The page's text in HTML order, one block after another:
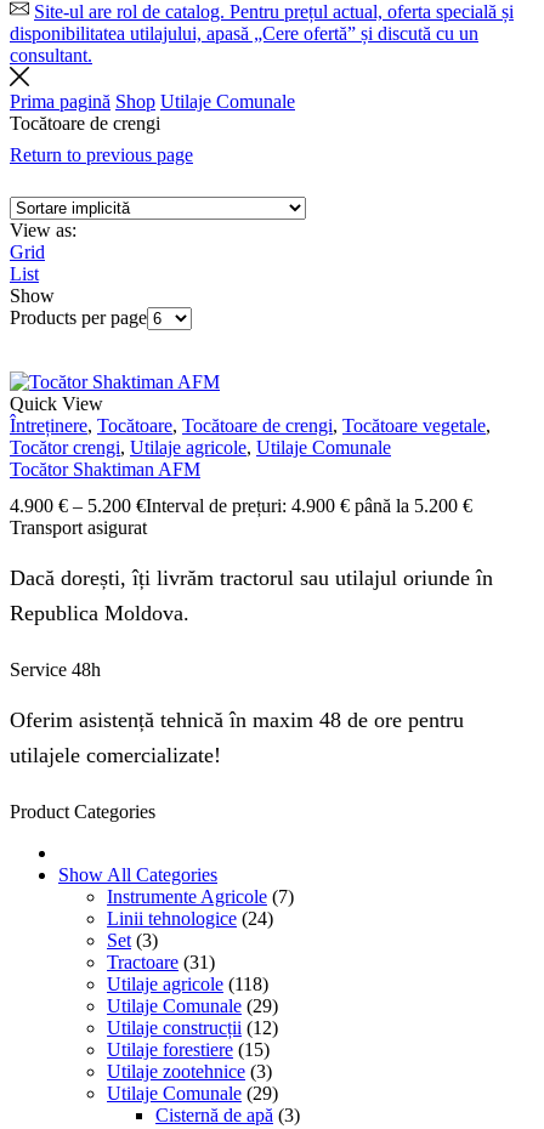
Site-ul are rol de catalog. Pentru prețul actual, oferta specială și
disponibilitatea utilajului, apasă „Cere ofertă” și discută cu un
consultant.
Prima pagină Shop Utilaje Comunale
Tocătoare de crengi
Return to previous page
View as:
Grid
List
Show
Products per page
Quick View
Întreținere, Tocătoare, Tocătoare de crengi, Tocătoare vegetale,
Tocător crengi, Utilaje agricole, Utilaje Comunale
Tocător Shaktiman AFM
4.900 € – 5.200 €Interval de prețuri: 4.900 € până la 5.200 €
Transport asigurat
Dacă dorești, îți livrăm tractorul sau utilajul oriunde în
Republica Moldova.
Service 48h
Oferim asistență tehnică în maxim 48 de ore pentru
utilajele comercializate!
Product Categories
Show All Categories
Instrumente Agricole (7)
Linii tehnologice (24)
Set (3)
Tractoare (31)
Utilaje agricole (118)
Utilaje Comunale (29)
Utilaje construcții (12)
Utilaje forestiere (15)
Utilaje zootehnice (3)
Utilaje Comunale (29)
Cisternă de apă (3)